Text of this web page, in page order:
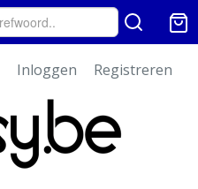
Inloggen Registreren